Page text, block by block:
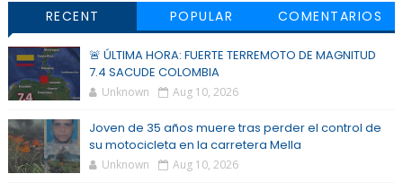
RECENT POPULAR COMENTARIOS
🚨 ÚLTIMA HORA: FUERTE TERREMOTO DE MAGNITUD
7.4 SACUDE COLOMBIA
Unknown Aug 10, 2026
Joven de 35 años muere tras perder el control de
su motocicleta en la carretera Mella
Unknown Aug 10, 2026